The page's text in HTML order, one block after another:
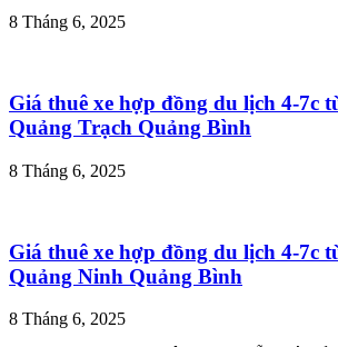
8 Tháng 6, 2025
Giá thuê xe hợp đồng du lịch 4-7c
Quảng Trạch Quảng Bình
8 Tháng 6, 2025
Giá thuê xe hợp đồng du lịch 4-7c
Quảng Ninh Quảng Bình
8 Tháng 6, 2025